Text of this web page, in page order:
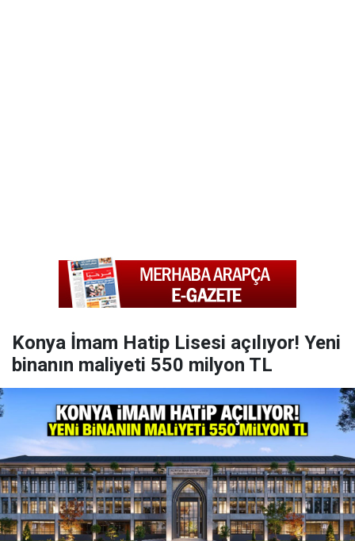
Konya İmam Hatip Lisesi açılıyor! Yeni
binanın maliyeti 550 milyon TL